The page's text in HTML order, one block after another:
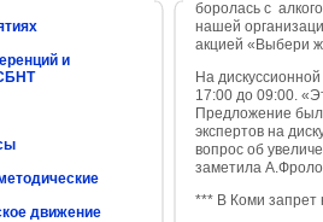
и
движение
боролась с
нашей
акцией «Выбери
На
17:00 до 09:00.
Предложение
экспертов на
вопрос об
заметила
*** В Коми запрет